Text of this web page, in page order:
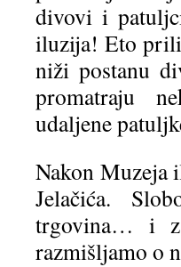
divovi i
iluzija! Eto
niži postanu
promatraju
udaljene
Nakon Muzeja
Jelačića.
trgovina… i
razmišljamo o